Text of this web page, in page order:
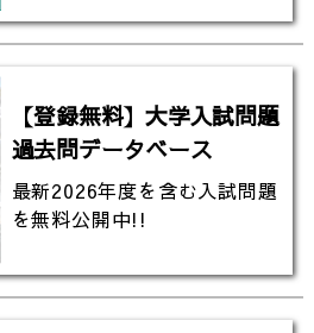
【登録無料】大学入試問題
過去問データベース
最新2026年度を含む入試問題
を無料公開中!!